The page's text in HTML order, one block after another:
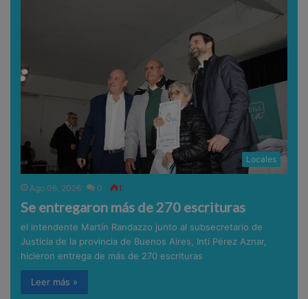
Locales
Ago 06, 2026 0 1
Se entregaron más de 270 escrituras
el intendente Martín Randazzo junto al subsecretario de
Justicia de la provincia de Buenos Aires, Inti Pérez Aznar,
hicieron entrega de más de 270 escrituras
Leer más »